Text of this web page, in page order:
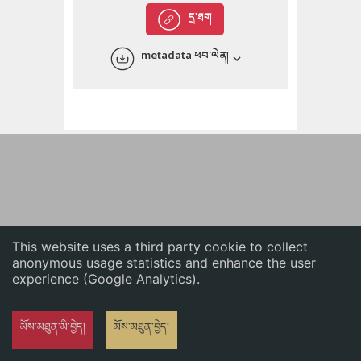
This website uses a third party cookie to collect
anonymous usage statistics and enhance the user
experience (Google Analytics).
མོས་མཐུན་མི་བྱེད། མོས་མཐུན་བྱེད།
English
དྲ་ཐག
metadata ཕབ་ལེན།